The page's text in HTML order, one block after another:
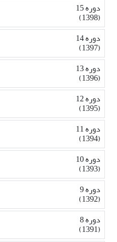
دوره 15
(1398)
دوره 14
(1397)
دوره 13
(1396)
دوره 12
(1395)
دوره 11
(1394)
دوره 10
(1393)
دوره 9
(1392)
دوره 8
(1391)